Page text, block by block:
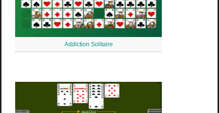
Addiction Solitaire